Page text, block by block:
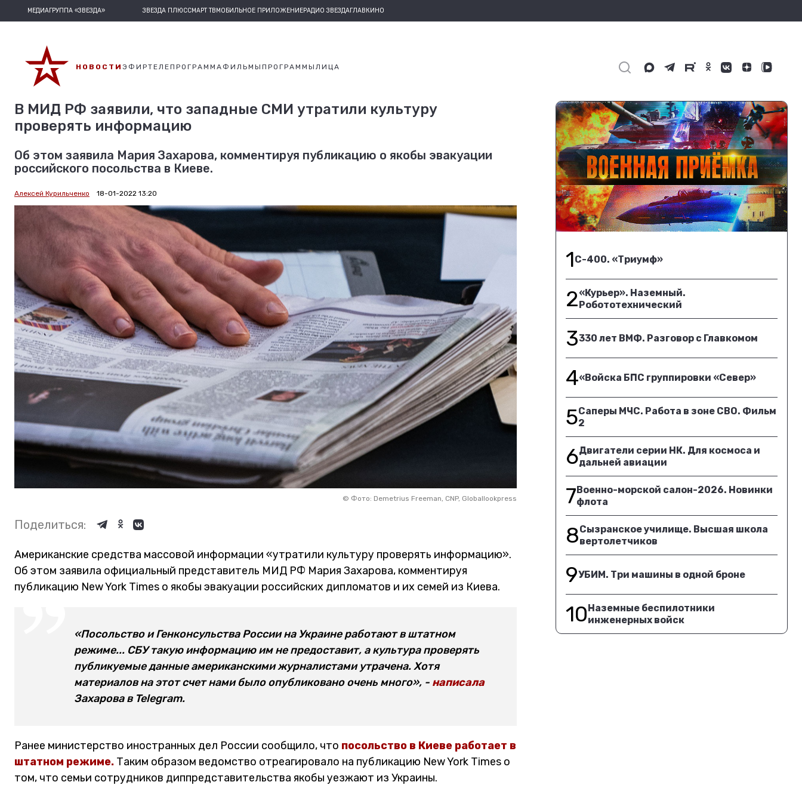
МЕДИАГРУППА «ЗВЕЗДА» ЗВЕЗДА ПЛЮССМАРТ ТВМОБИЛЬНОЕ ПРИЛОЖЕНИЕРАДИО ЗВЕЗДАГЛАВКИНО
НОВОСТИ ЭФИРТЕЛЕПРОГРАММАФИЛЬМЫ ПРОГРАММЫ ЛИЦА
В МИД РФ заявили, что западные СМИ утратили культуру
проверять информацию
Об этом заявила Мария Захарова, комментируя публикацию о якобы эвакуации
российского посольства в Киеве.
Алексей Курильченко 18-01-2022 13:20
© Фото: Demetrius Freeman, CNP, Globallookpress
Поделиться:
Американские средства массовой информации «утратили культуру проверять информацию».
Об этом заявила официальный представитель МИД РФ Мария Захарова, комментируя
публикацию New York Times о якобы эвакуации российских дипломатов и их семей из Киева.
«Посольство и Генконсульства России на Украине работают в штатном
режиме... СБУ такую информацию им не предоставит, а культура проверять
публикуемые данные американскими журналистами утрачена. Хотя
материалов на этот счет нами было опубликовано очень много», - написала
Захарова в Telegram.
Ранее министерство иностранных дел России сообщило, что посольство в Киеве работает в
штатном режиме. Таким образом ведомство отреагировало на публикацию New York Times о
том, что семьи сотрудников диппредставительства якобы уезжают из Украины.
1С-400. «Триумф»
2«Курьер». Наземный.
Робототехнический
3330 лет ВМФ. Разговор с Главкомом
4«Войска БПС группировки «Север»
5Саперы МЧС. Работа в зоне СВО. Фильм
2
6Двигатели серии НК. Для космоса и
дальней авиации
7Военно-морской салон-2026. Новинки
флота
8Сызранское училище. Высшая школа
вертолетчиков
9УБИМ. Три машины в одной броне
10Наземные беспилотники
инженерных войск